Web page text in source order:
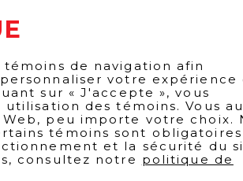
témoins de navigation afin
votre expérience
sur « J'accepte », vous
des témoins. Vous
peu importe votre choix.
témoins sont
et la sécurité du
consultez notre politique de